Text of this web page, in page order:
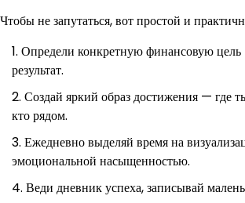
Чтобы не запутаться, вот простой и
Определи конкретную финансовую
результат.
Создай яркий образ достижения — где
кто рядом.
Ежедневно выделяй время на
эмоциональной насыщенностью.
Веди дневник успеха, записывай